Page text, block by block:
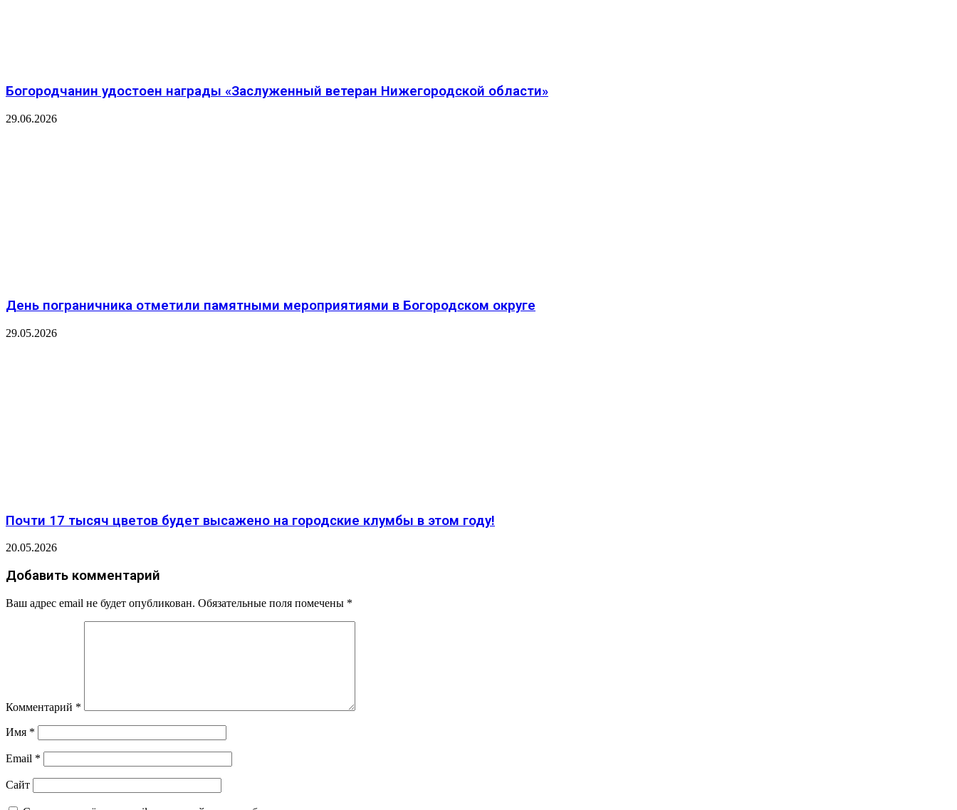
Богородчанин удостоен награды «Заслуженный ветеран Нижегородской области»
29.06.2026
День пограничника отметили памятными мероприятиями в Богородском округе
29.05.2026
Почти 17 тысяч цветов будет высажено на городские клумбы в этом году!
20.05.2026
Добавить комментарий
Ваш адрес email не будет опубликован. Обязательные поля помечены *
Комментарий *
Имя *
Email *
Сайт